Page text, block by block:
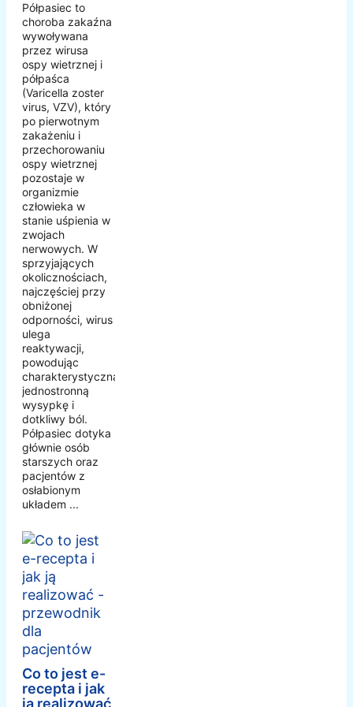
Półpasiec to
choroba zakaźna
wywoływana
przez wirusa
ospy wietrznej i
półpaśca
(Varicella zoster
virus, VZV), który
po pierwotnym
zakażeniu i
przechorowaniu
ospy wietrznej
pozostaje w
organizmie
człowieka w
stanie uśpienia w
zwojach
nerwowych. W
sprzyjających
okolicznościach,
najczęściej przy
obniżonej
odporności, wirus
ulega
reaktywacji,
powodując
charakterystyczną,
jednostronną
wysypkę i
dotkliwy ból.
Półpasiec dotyka
głównie osób
starszych oraz
pacjentów z
osłabionym
układem ...
Co to jest e-
recepta i jak
ją realizować